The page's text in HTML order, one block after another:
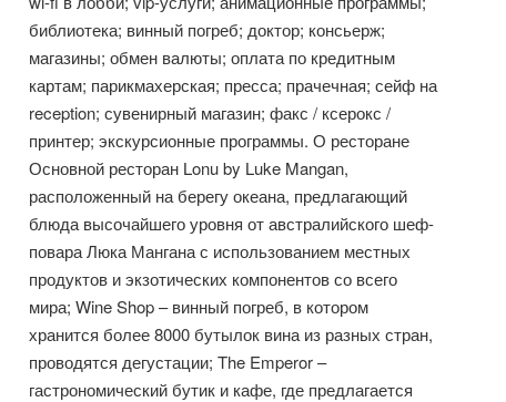
библиотека; винный погреб; доктор; консьерж;
магазины; обмен валюты; оплата по кредитным
картам; парикмахерская; пресса; прачечная; сейф на
reception; сувенирный магазин; факс / ксерокс /
принтер; экскурсионные программы. О ресторане
Основной ресторан Lonu by Luke Mangan,
расположенный на берегу океана, предлагающий
блюда высочайшего уровня от австралийского шеф-
повара Люка Мангана с использованием местных
продуктов и экзотических компонентов со всего
мира; Wine Shop – винный погреб, в котором
хранится более 8000 бутылок вина из разных стран,
проводятся дегустации; The Emperor –
гастрономический бутик и кафе, где предлагается